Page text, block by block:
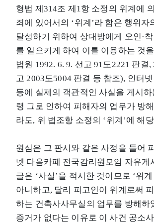
형법 제314조 제1항 소정의 위계에
죄에 있어서의 ‘위계’라 함은 행위자
달성하기 위하여 상대방에게 오인·
를 일으키게 하여 이를 이용하는 것
법원 1992. 6. 9. 선고 91도2221 판결,
고 2003도5004 판결 등 참조), 인터
등에 실제의 객관적인 사실을 게시하
령 그로 인하여 피해자의 업무가 방
라도, 위 법조항 소정의 ‘위계’에 해
원심은 그 판시와 같은 사정을 들어
넷 다음카페 전국감리원모임 자유게
글은 ‘사실’을 적시한 것이므로 ‘위
아니하고, 달리 피고인이 위계로써
하는 건축사사무실의 업무를 방해하
증거가 없다는 이유로 이 사건 공소